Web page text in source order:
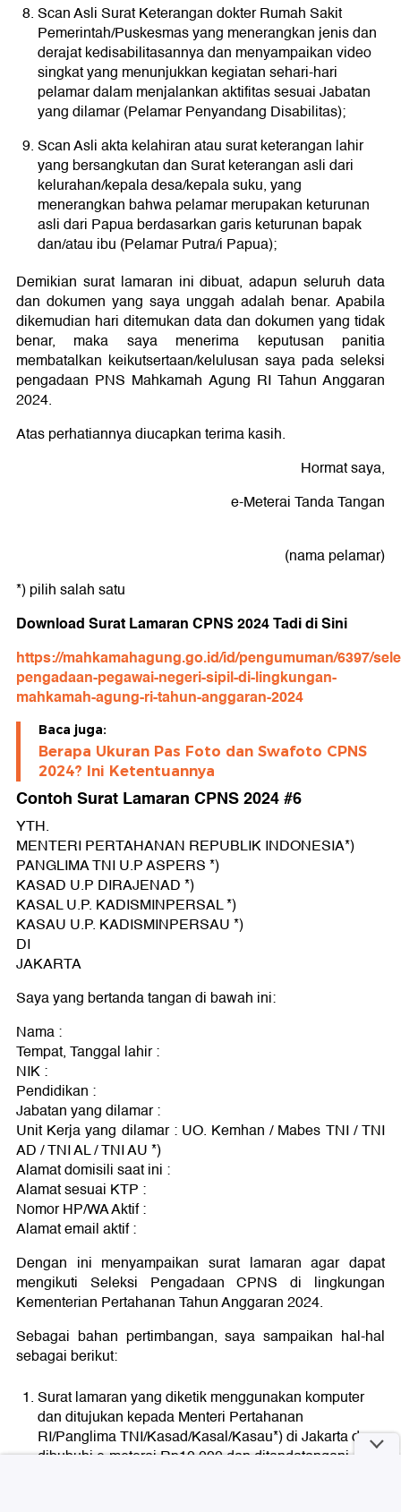
Scan Asli Surat Keterangan dokter Rumah Sakit
Pemerintah/Puskesmas yang menerangkan jenis dan
derajat kedisabilitasannya dan menyampaikan video
singkat yang menunjukkan kegiatan sehari-hari
pelamar dalam menjalankan aktifitas sesuai Jabatan
yang dilamar (Pelamar Penyandang Disabilitas);
Scan Asli akta kelahiran atau surat keterangan lahir
yang bersangkutan dan Surat keterangan asli dari
kelurahan/kepala desa/kepala suku, yang
menerangkan bahwa pelamar merupakan keturunan
asli dari Papua berdasarkan garis keturunan bapak
dan/atau ibu (Pelamar Putra/i Papua);
Demikian surat lamaran ini dibuat, adapun seluruh data
dan dokumen yang saya unggah adalah benar. Apabila
dikemudian hari ditemukan data dan dokumen yang tidak
benar, maka saya menerima keputusan panitia
membatalkan keikutsertaan/kelulusan saya pada seleksi
pengadaan PNS Mahkamah Agung RI Tahun Anggaran
2024.
Atas perhatiannya diucapkan terima kasih.
Hormat saya,
e-Meterai Tanda Tangan
(nama pelamar)
*) pilih salah satu
Download Surat Lamaran CPNS 2024 Tadi di Sini
https://mahkamahagung.go.id/id/pengumuman/6397/
pengadaan-pegawai-negeri-sipil-di-lingkungan-
mahkamah-agung-ri-tahun-anggaran-2024
Baca juga:
Berapa Ukuran Pas Foto dan Swafoto CPNS
2024? Ini Ketentuannya
Contoh Surat Lamaran CPNS 2024 #6
YTH.
MENTERI PERTAHANAN REPUBLIK INDONESIA*)
PANGLIMA TNI U.P ASPERS *)
KASAD U.P DIRAJENAD *)
KASAL U.P. KADISMINPERSAL *)
KASAU U.P. KADISMINPERSAU *)
DI
JAKARTA
Saya yang bertanda tangan di bawah ini:
Nama :
Tempat, Tanggal lahir :
NIK :
Pendidikan :
Jabatan yang dilamar :
Unit Kerja yang dilamar : UO. Kemhan / Mabes TNI / TNI
AD / TNI AL / TNI AU *)
Alamat domisili saat ini :
Alamat sesuai KTP :
Nomor HP/WA Aktif :
Alamat email aktif :
Dengan ini menyampaikan surat lamaran agar dapat
mengikuti Seleksi Pengadaan CPNS di lingkungan
Kementerian Pertahanan Tahun Anggaran 2024.
Sebagai bahan pertimbangan, saya sampaikan hal-hal
sebagai berikut:
Surat lamaran yang diketik menggunakan komputer
dan ditujukan kepada Menteri Pertahanan
RI/Panglima TNI/Kasad/Kasal/Kasau*) di Jakarta dan
dibubuhi e-meterai Rp10.000 dan ditandatangani.